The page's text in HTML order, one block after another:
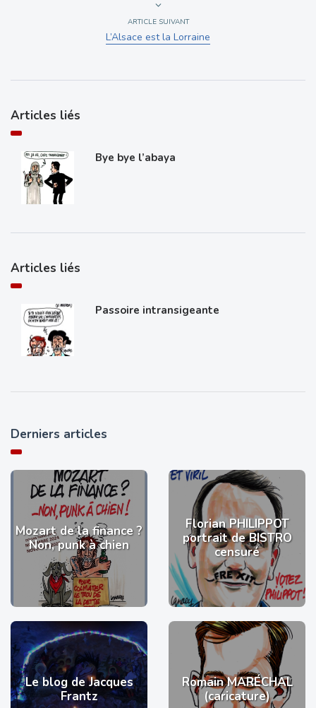
ARTICLE SUIVANT
L’Alsace est la Lorraine
Articles liés
Bye bye l’abaya
Articles liés
Passoire intransigeante
Derniers articles
Mozart de la finance ?
Non, punk à chien
Florian PHILIPPOT
portrait de BISTRO
censuré
Le blog de Jacques
Frantz
Romain MARÉCHAL
(caricature)